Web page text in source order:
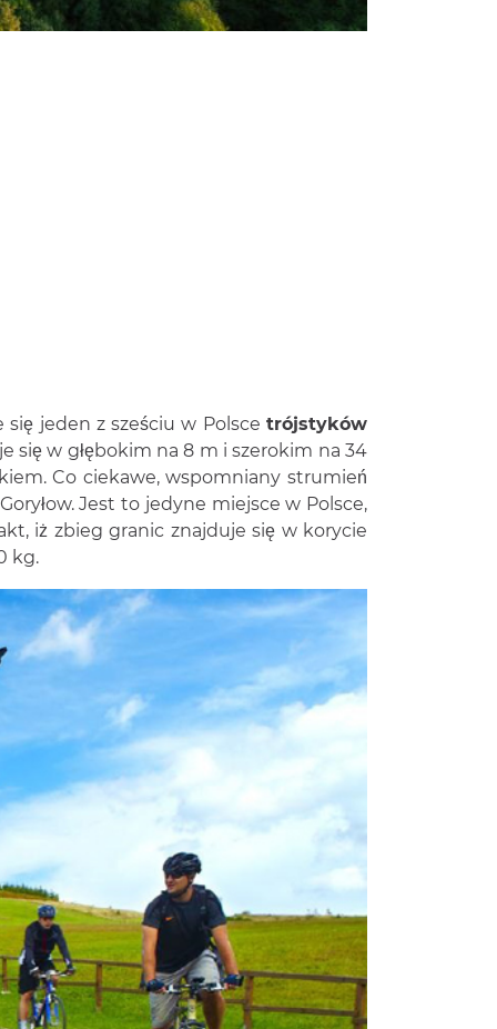
jeden z sześciu w Polsce trójstyków
się w głębokim na 8 m i szerokim na 34
Co ciekawe, wspomniany strumień
Jest to jedyne miejsce w Polsce,
iż zbieg granic znajduje się w korycie
kg.